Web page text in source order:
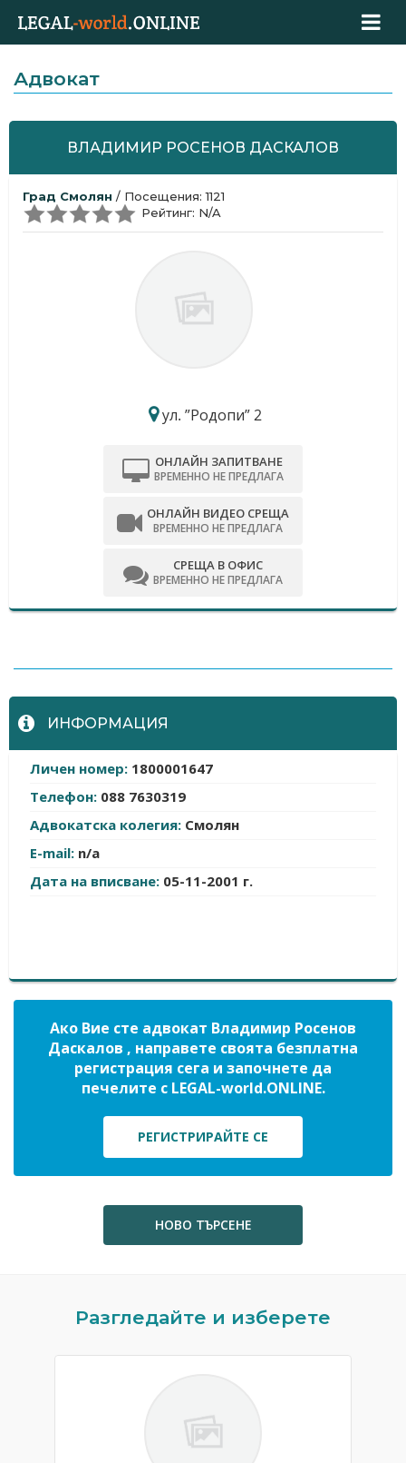
Адвокат
ВЛАДИМИР РОСЕНОВ ДАСКАЛОВ
Град Смолян / Посещения: 1121
Рейтинг: N/A
ул. ”Родопи” 2
ОНЛАЙН ЗАПИТВАНЕ
ВРЕМЕННО НЕ ПРЕДЛАГА
ОНЛАЙН ВИДЕО СРЕЩА
ВРЕМЕННО НЕ ПРЕДЛАГА
СРЕЩА В ОФИС
ВРЕМЕННО НЕ ПРЕДЛАГА
ИНФОРМАЦИЯ
Личен номер: 1800001647
Телефон: 088 7630319
Адвокатска колегия: Смолян
E-mail: n/a
Дата на вписване: 05-11-2001 г.
Ако Вие сте адвокат Владимир Росенов
Даскалов , направете своята безплатна
регистрация сега и започнете да
печелите с LEGAL-world.ONLINE.
РЕГИСТРИРАЙТЕ СЕ
НОВО ТЪРСЕНЕ
Разгледайте и изберете